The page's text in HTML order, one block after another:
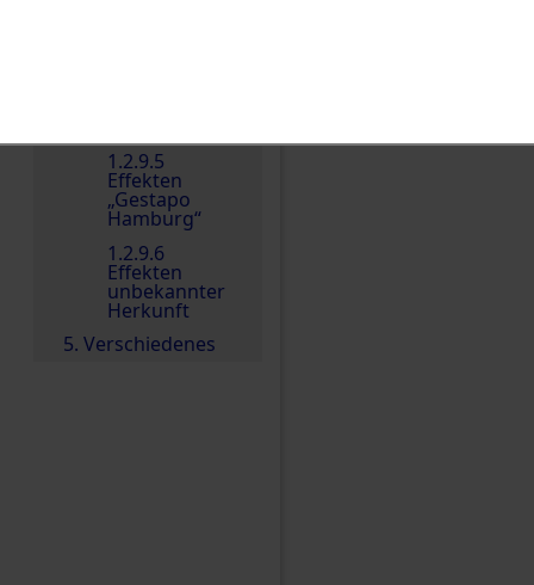
1.2.9.5
Effekten
„Gestapo
Hamburg“
1.2.9.6
Effekten
unbekannter
Herkunft
5. Verschiedenes